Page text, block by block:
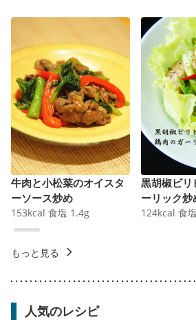
牛肉と小松菜のオイスタ
ーソース炒め
153kcal 食塩 1.4g
黒胡椒ビリ
ーリック炒
124kcal 食塩
もっと見る
人気のレシピ